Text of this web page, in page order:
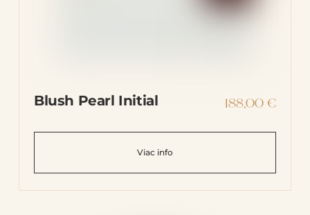
Blush Pearl Initial 188,00€
Viac info